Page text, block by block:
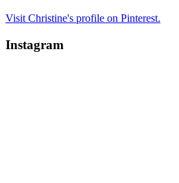
Visit Christine's profile on Pinterest.
Instagram